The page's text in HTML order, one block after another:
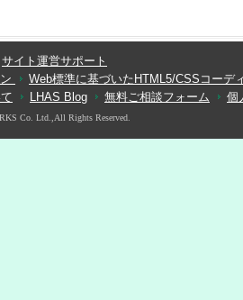
サイト運営サポート
Web標準に基づいたHTML5/CSSコーデ
LHAS Blog 無料ご相談フォーム 個
Co. Ltd.,All Rights Reserved.